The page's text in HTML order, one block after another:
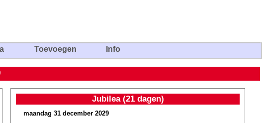
Toevoegen Info
Jubilea (21 dagen)
maandag 31 december 2029